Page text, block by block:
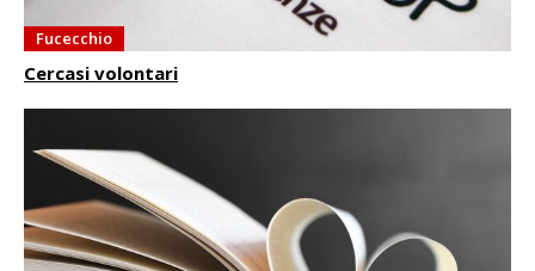
Fucecchio
Cercasi volontari